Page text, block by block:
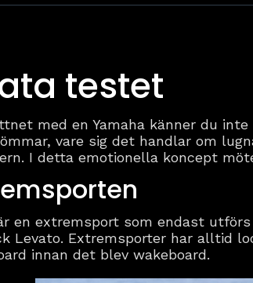
testet
med en Yamaha känner du
vare sig det handlar om
I detta emotionella koncept
en extremsport som endast
Levato. Extremsporter har alltid
innan det blev wakeboard.